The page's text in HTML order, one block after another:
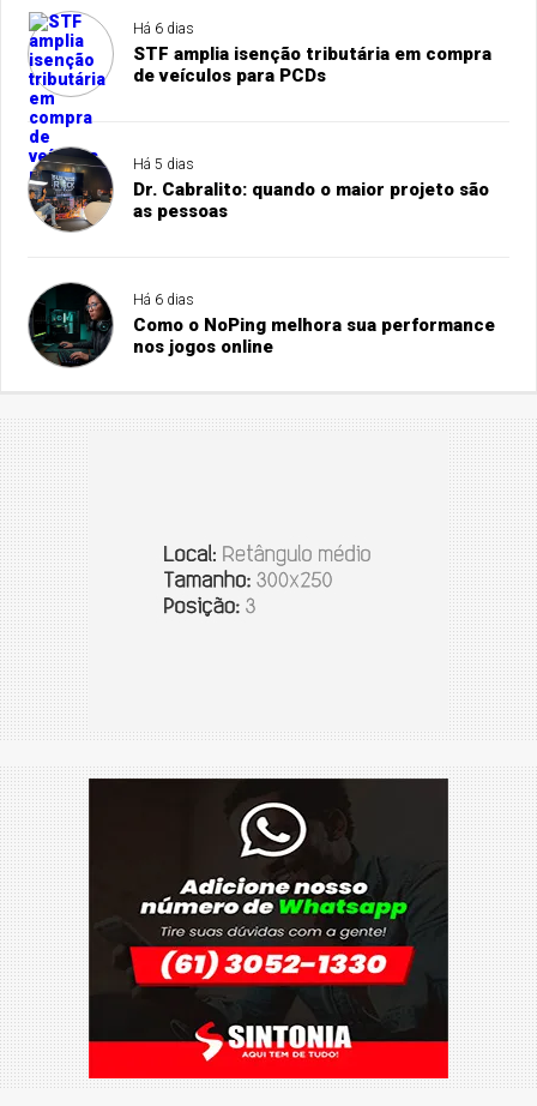
Há 6 dias
STF amplia isenção tributária em compra
de veículos para PCDs
Há 5 dias
Dr. Cabralito: quando o maior projeto são
as pessoas
Há 6 dias
Como o NoPing melhora sua performance
nos jogos online